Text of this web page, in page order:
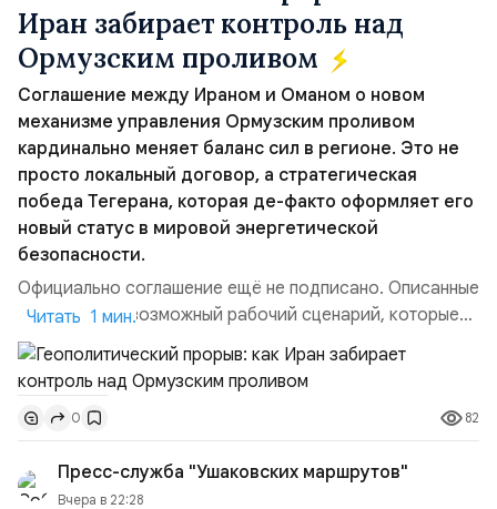
Иран забирает контроль над
Ормузским проливом
Соглашение между Ираном и Оманом о новом
механизме управления Ормузским проливом
кардинально меняет баланс сил в регионе. Это не
просто локальный договор, а стратегическая
победа Тегерана, которая де-факто оформляет его
новый статус в мировой энергетической
безопасности.
Официально соглашение ещё не подписано. Описанные
пункты — это возможный рабочий сценарий, которые
скорее всего будут реализованы.Разбираем ключевые
тезисы и последствия этого соглашения:. 1. Новые
доли контроля (75 на 25). Было: Ранее Иран и Оман
контролировали пролив на паритетных началах —
50/50. Стало: Новое соглашение закрепляет за
Ираном...
Читать 1 мин.
0 82
Пресс-служба "Ушаковских маршрутов"
Вчера в 22:28